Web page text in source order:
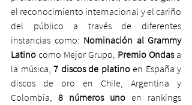
el reconocimiento internacional y el cariño
del público a través de diferentes
instancias como: Nominación al Grammy
Latino como Mejor Grupo, Premio Ondas a
la música, 7 discos de platino en España y
discos de oro en Chile, Argentina y
Colombia, 8 números uno en rankings